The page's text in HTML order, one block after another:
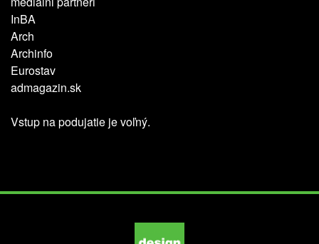
InBA
Arch
Archinfo
Eurostav
admagazin.sk
Vstup na podujatie je voľný.